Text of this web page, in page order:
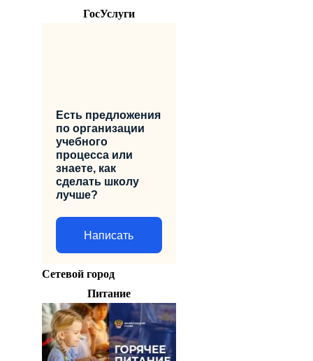
ГосУслуги
Есть предложения
по организации
учебного
процесса или
знаете, как
сделать школу
лучше?
Написать
Сетевой город
Питание